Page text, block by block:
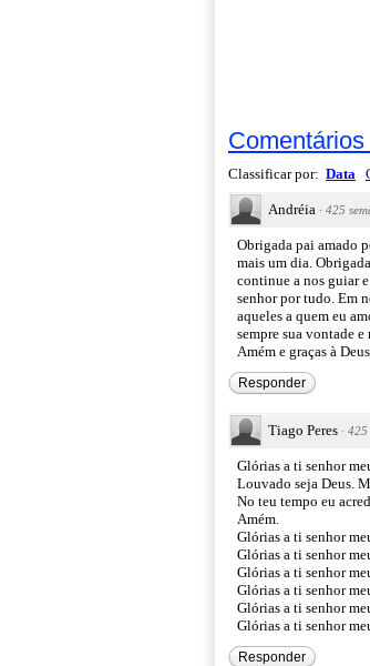
Comentários
Classificar por: Data
Andréia · 425
Obrigada pai amado
mais um dia.
continue a nos guiar
senhor por tudo. Em
aqueles a quem eu
sempre sua vontade e
Amém e graças à
Responder
Tiago Peres · 425
Glórias a ti senhor
Louvado seja Deus.
No teu tempo eu
Amém.
Glórias a ti senhor
Glórias a ti senhor
Glórias a ti senhor
Glórias a ti senhor
Glórias a ti senhor
Glórias a ti senhor
Responder